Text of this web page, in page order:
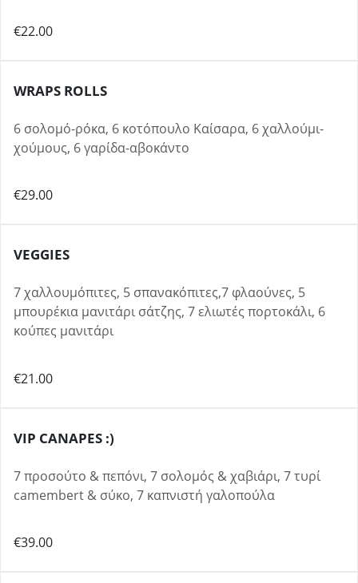
€22.00
WRAPS ROLLS
6 σολομό-ρόκα, 6 κοτόπουλο Καίσαρα, 6 χαλλούμι-
χούμους, 6 γαρίδα-αβοκάντο
€29.00
VEGGIES
7 χαλλουμόπιτες, 5 σπανακόπιτες,7 φλαούνες, 5
μπουρέκια μανιτάρι σάτζης, 7 ελιωτές πορτοκάλι, 6
κούπες μανιτάρι
€21.00
VIP CANAPES :)
7 προσούτο & πεπόνι, 7 σολομός & χαβιάρι, 7 τυρί
camembert & σύκο, 7 καπνιστή γαλοπούλα
€39.00